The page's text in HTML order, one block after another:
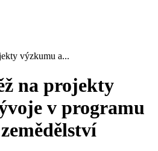
výzkumu a...
na projekty
v programu